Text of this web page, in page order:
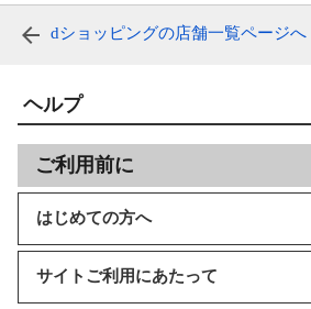
dショッピングの店舗一覧ページへ
ヘルプ
ご利用前に
はじめての方へ
サイトご利用にあたって